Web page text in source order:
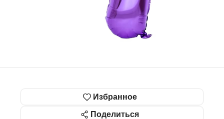
Избранное
Поделиться